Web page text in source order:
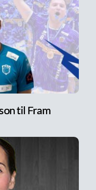
til Fram